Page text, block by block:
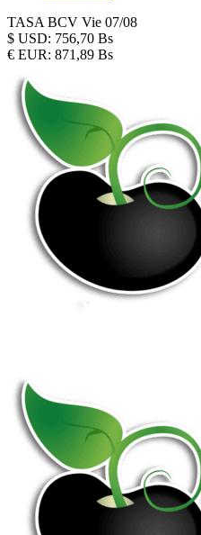
TASA BCV Vie 07/08
$ USD: 756,70 Bs
€ EUR: 871,89 Bs